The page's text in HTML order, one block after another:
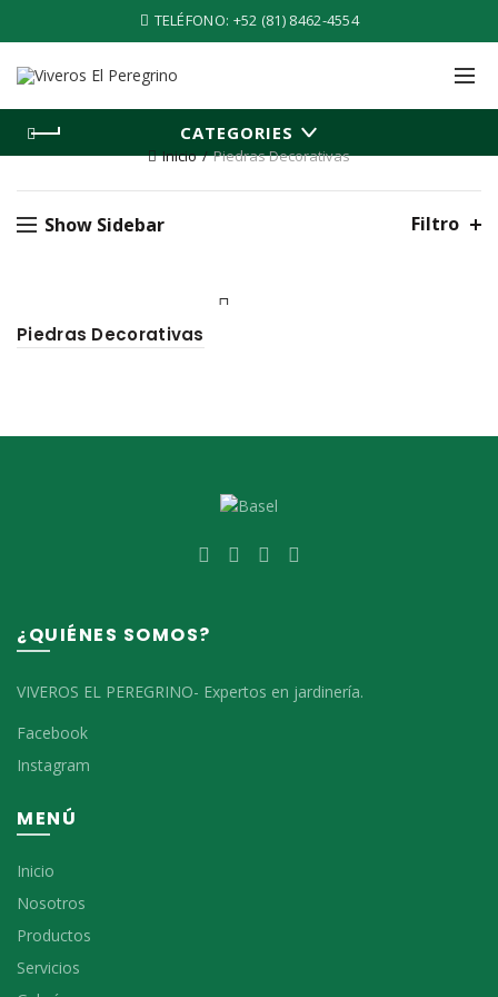
TELÉFONO: +52 (81) 8462-4554
CATEGORIES
Inicio Piedras Decorativas
Show Sidebar Filtro
Piedras Decorativas
¿QUIÉNES SOMOS?
VIVEROS EL PEREGRINO- Expertos en jardinería.
Facebook
Instagram
MENÚ
Inicio
Nosotros
Productos
Servicios